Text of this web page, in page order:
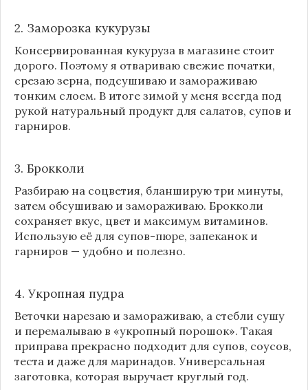
2. Заморозка кукурузы
Консервированная кукуруза в магазине стоит
дорого. Поэтому я отвариваю свежие початки,
срезаю зерна, подсушиваю и замораживаю
тонким слоем. В итоге зимой у меня всегда под
рукой натуральный продукт для салатов, супов и
гарниров.
3. Брокколи
Разбираю на соцветия, бланширую три минуты,
затем обсушиваю и замораживаю. Брокколи
сохраняет вкус, цвет и максимум витаминов.
Использую её для супов-пюре, запеканок и
гарниров — удобно и полезно.
4. Укропная пудра
Веточки нарезаю и замораживаю, а стебли сушу
и перемалываю в «укропный порошок». Такая
приправа прекрасно подходит для супов, соусов,
теста и даже для маринадов. Универсальная
заготовка, которая выручает круглый год.